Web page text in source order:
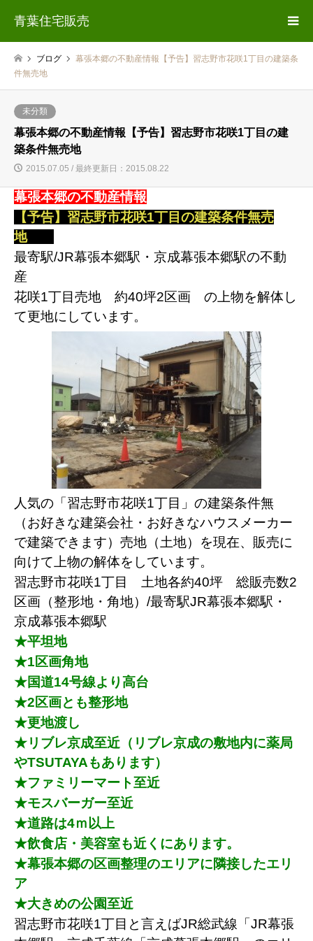
青葉住宅販売
ブログ
幕張本郷の不動産情報【予告】習志野市花咲1丁目の建築条
件無売地
未分類
幕張本郷の不動産情報【予告】習志野市花咲1丁目の建
築条件無売地
2015.07.05 / 最終更新日：2015.08.22
幕張本郷の不動産情報
【予告】習志野市花咲1丁目の建築条件無売
地
最寄駅/JR幕張本郷駅・京成幕張本郷駅の不動
産
花咲1丁目売地 約40坪2区画 の上物を解体し
て更地にしています。
人気の「習志野市花咲1丁目」の建築条件無
（お好きな建築会社・お好きなハウスメーカー
で建築できます）売地（土地）を現在、販売に
向けて上物の解体をしています。
習志野市花咲1丁目 土地各約40坪 総販売数2
区画（整形地・角地）/最寄駅JR幕張本郷駅・
京成幕張本郷駅
★平坦地
★1区画角地
★国道14号線より高台
★2区画とも整形地
★更地渡し
★リブレ京成至近（リブレ京成の敷地内に薬局
やTSUTAYAもあります）
★ファミリーマート至近
★モスバーガー至近
★道路は4ｍ以上
★飲食店・美容室も近くにあります。
★幕張本郷の区画整理のエリアに隣接したエリ
ア
★大きめの公園至近
習志野市花咲1丁目と言えばJR総武線「JR幕張